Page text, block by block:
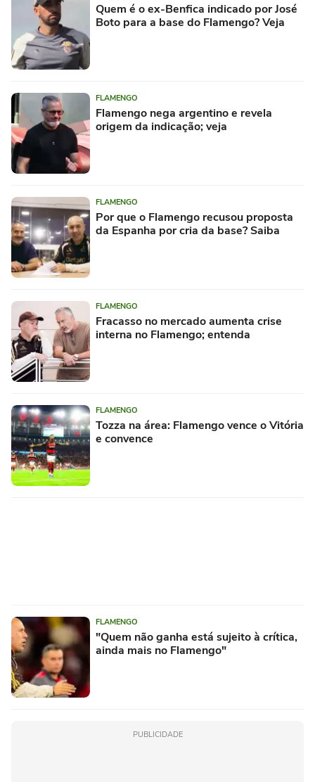
Quem é o ex-Benfica indicado por José
Boto para a base do Flamengo? Veja
FLAMENGO
Flamengo nega argentino e revela
origem da indicação; veja
FLAMENGO
Por que o Flamengo recusou proposta
da Espanha por cria da base? Saiba
FLAMENGO
Fracasso no mercado aumenta crise
interna no Flamengo; entenda
FLAMENGO
Tozza na área: Flamengo vence o Vitória
e convence
FLAMENGO
"Quem não ganha está sujeito à crítica,
ainda mais no Flamengo"
PUBLICIDADE